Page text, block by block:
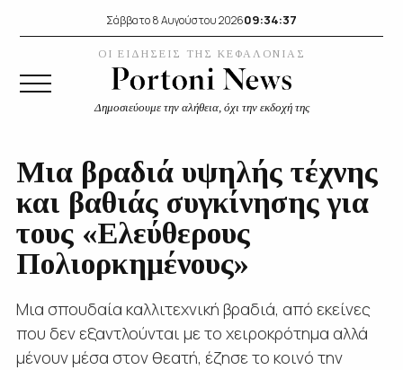
Σάββατο 8 Αυγούστου 202609:34:39
ΟΙ ΕΙΔΗΣΕΙΣ ΤΗΣ ΚΕΦΑΛΟΝΙΑΣ
Δημοσιεύουμε την αλήθεια, όχι την εκδοχή της
Μια βραδιά υψηλής τέχνης
και βαθιάς συγκίνησης για
τους «Ελεύθερους
Πολιορκημένους»
Μια σπουδαία καλλιτεχνική βραδιά, από εκείνες
που δεν εξαντλούνται με το χειροκρότημα αλλά
μένουν μέσα στον θεατή, έζησε το κοινό την